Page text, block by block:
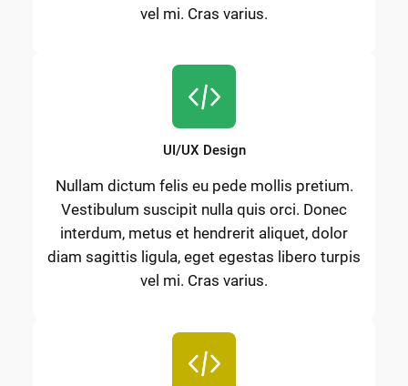
vel mi. Cras varius.
UI/UX Design
Nullam dictum felis eu pede mollis pretium.
Vestibulum suscipit nulla quis orci. Donec
interdum, metus et hendrerit aliquet, dolor
diam sagittis ligula, eget egestas libero turpis
vel mi. Cras varius.